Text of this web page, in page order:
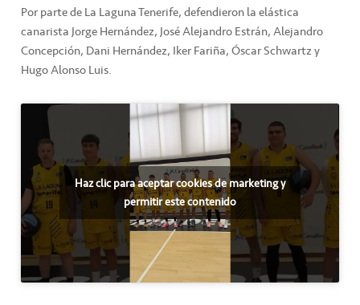
Por parte de La Laguna Tenerife, defendieron la elástica
canarista Jorge Hernández, José Alejandro Estrán, Alejandro
Concepción, Dani Hernández, Iker Fariña, Óscar Schwartz y
Hugo Alonso Luis.
Haz clic para aceptar cookies de marketing y
permitir este contenido